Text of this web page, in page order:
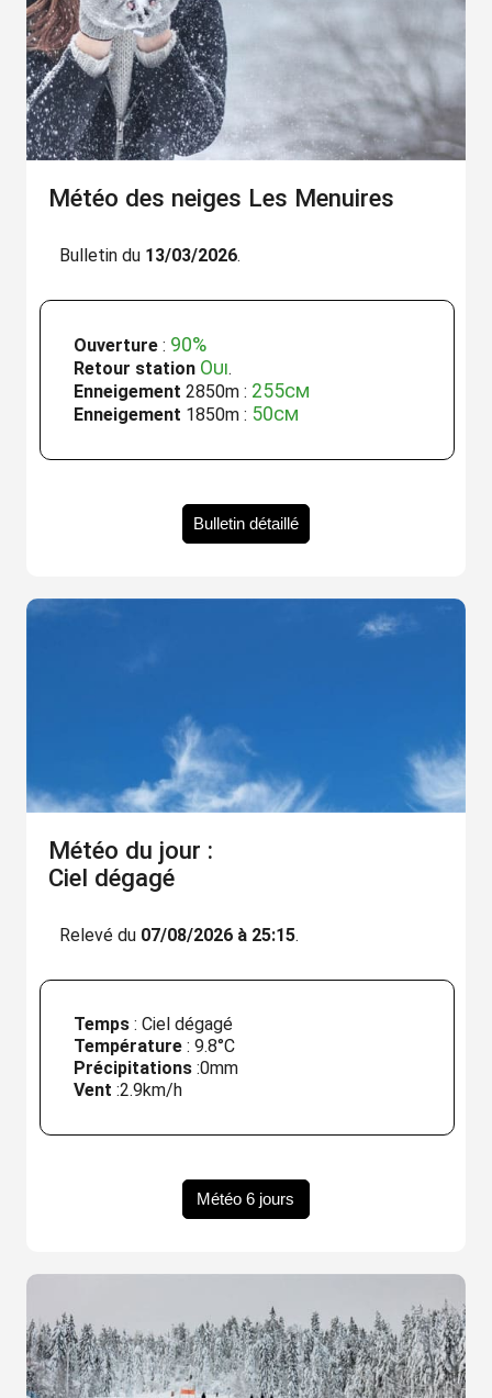
Météo des neiges Les Menuires
Bulletin du 13/03/2026.
Ouverture: 90%
Retour station Oui.
Enneigement 2850m : 255cm
Enneigement 1850m : 50cm
Bulletin détaillé
Météo du jour :
Ciel dégagé
Relevé du 07/08/2026 à 25:15.
Temps: Ciel dégagé
Température: 9.8°C
Précipitations:0mm
Vent :2.9km/h
Météo 6 jours